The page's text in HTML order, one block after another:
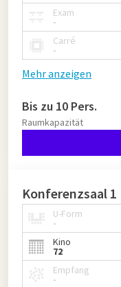
Exam
-
Carré
-
Mehr anzeigen
Bis zu 10 Pers.
Raumkapazität
Konferenzsaal 1
U-Form
-
Kino
72
Empfang
-